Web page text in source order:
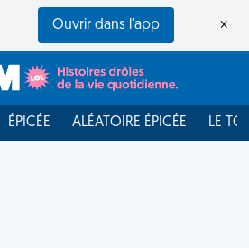
Ouvrir dans l'app ×
ÉPICÉE ALÉATOIRE ÉPICÉE LE